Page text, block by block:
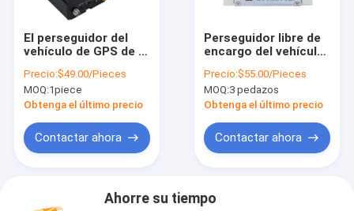
El perseguidor del
vehículo de GPS de la
del ODM Bluetooth
con el brazo
desarma VT200
Precio:$49.00/Pieces
MOQ:1piece
Obtenga el último precio
Contactar ahora
Perseguidor libre de
encargo del vehículo
SOS con la alarma
excesiva 1800Mhz de
la velocidad
Precio:$55.00/Pieces
MOQ:3 pedazos
Obtenga el último precio
Contactar ahora
Ahorre su tiempo